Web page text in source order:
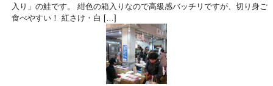
入り」の鮭です。 紺色の箱入りなので高級感バッチリですが、切り身ご
食べやすい！ 紅さけ・白 […]